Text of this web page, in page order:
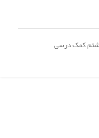
,کمک درسی